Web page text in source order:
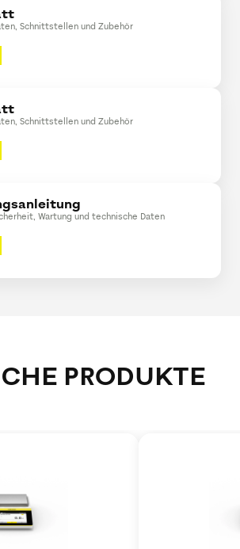
Schnittstellen und Zubehör
Schnittstellen und Zubehör
Wartung und technische Daten
PRODUKTE